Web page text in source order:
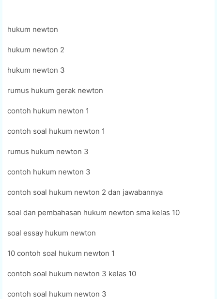
hukum newton
hukum newton 2
hukum newton 3
rumus hukum gerak newton
contoh hukum newton 1
contoh soal hukum newton 1
rumus hukum newton 3
contoh hukum newton 3
contoh soal hukum newton 2 dan jawabannya
soal dan pembahasan hukum newton sma kelas 10
soal essay hukum newton
10 contoh soal hukum newton 1
contoh soal hukum newton 3 kelas 10
contoh soal hukum newton 3